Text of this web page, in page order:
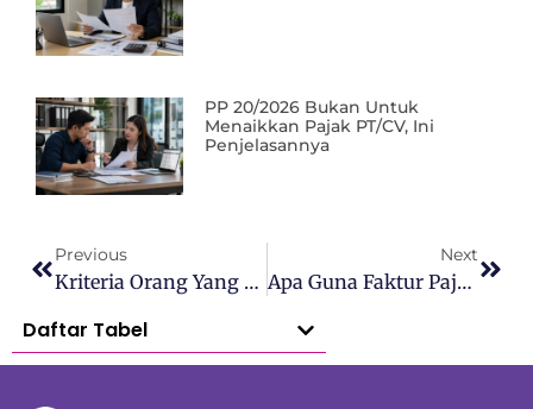
PP 20/2026 Bukan Untuk
Menaikkan Pajak PT/CV, Ini
Penjelasannya
Previous
Kriteria Orang Yang Wajib Vs Tidak Wajib Lapor Pajak SPT Tahunan
Next
Apa Guna Faktur Pajak Buat Penjual? Ini Penjelasan Lengkapnya
Daftar Tabel